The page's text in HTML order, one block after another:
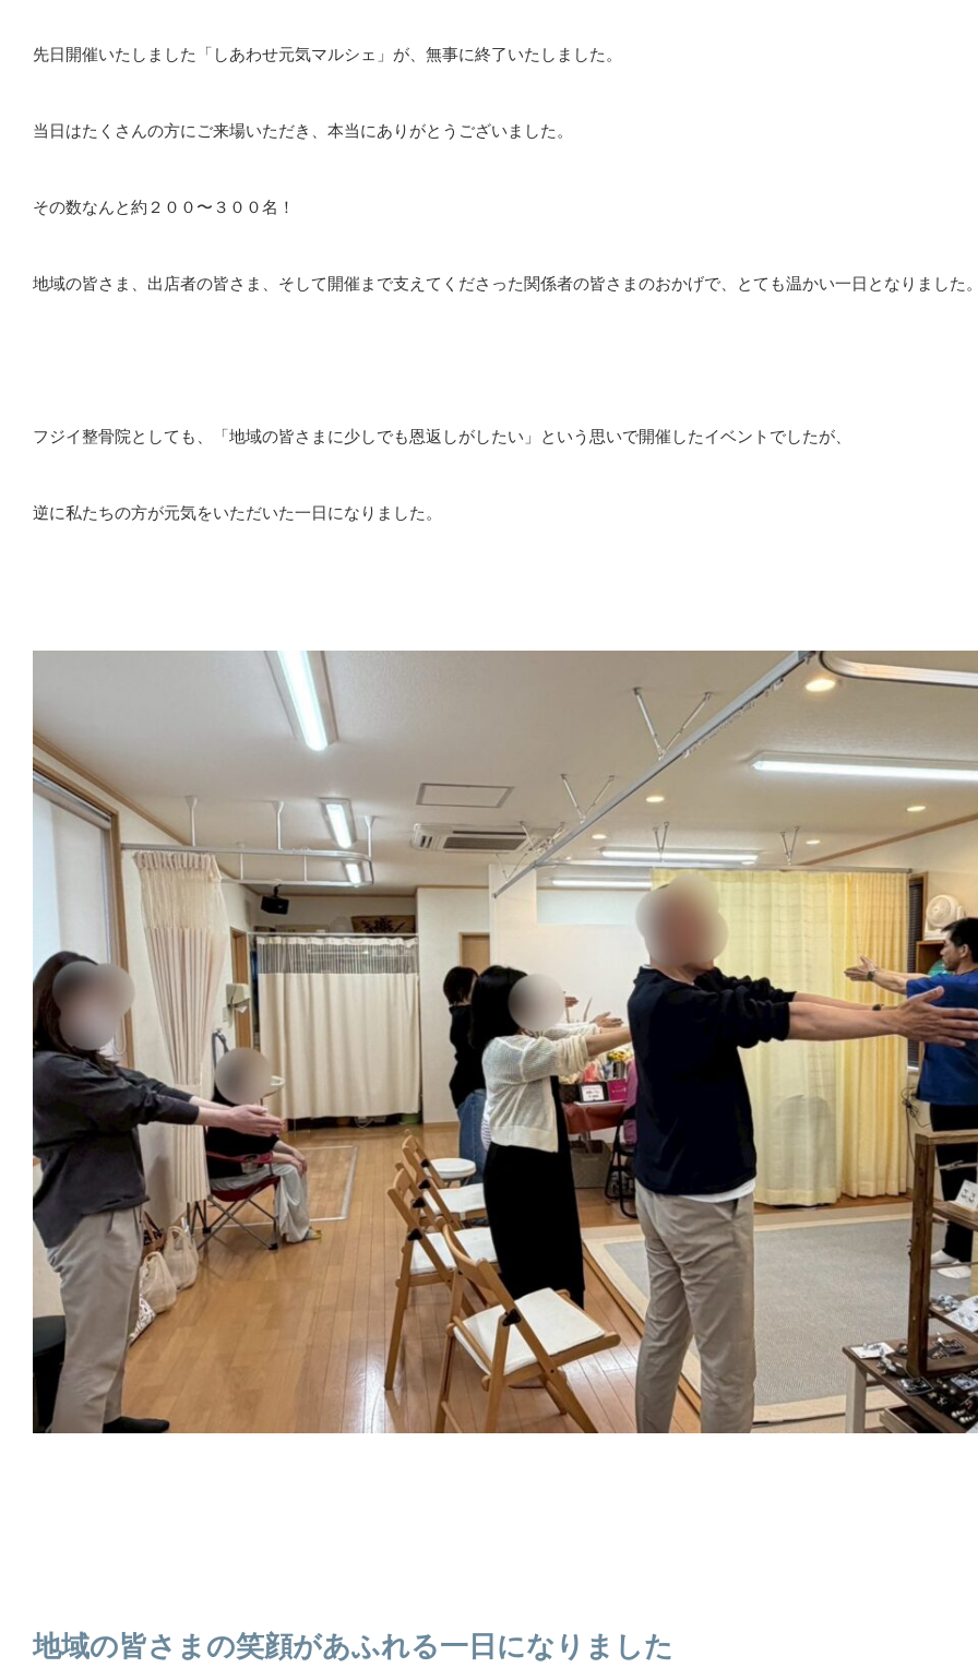
先日開催いたしました「しあわせ元気マルシェ」が、無事に終了いたしました。
当日はたくさんの方にご来場いただき、本当にありがとうございました。
その数なんと約２００〜３００名！
地域の皆さま、出店者の皆さま、そして開催まで支えてくださった関係者の皆さまのおかげで、とても温かい一日となりました
フジイ整骨院としても、「地域の皆さまに少しでも恩返しがしたい」という思いで開催したイベントでしたが、
逆に私たちの方が元気をいただいた一日になりました。
地域の皆さまの笑顔があふれる一日になりました